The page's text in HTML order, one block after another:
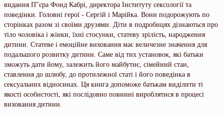
видання П"єра Фонд Кабрі, директора Інституту сексології та
поведінки. Головні герої - Сергій і Марійка. Вони подорожують по
сторінках разом зі своїми друзями. Діти в подробицях дізнаються про
тіло чоловіка і жінки, їхні стосунки, статеву зрілість, народження
дитини. Статеве і емоційне виховання має величезне значення для
подальшого розвитку дитини. Саме від тих установок, які батьки
зможуть дати йому, залежить його майбутнє, сімейний стан,
ставлення до шлюбу, до протилежної статі і його поведінка в
сексуальних відносинах. Ця книга допоможе батькам виділити ті
якості особистості, які послідовно повинні вироблятися в процесі
виховання дитини.